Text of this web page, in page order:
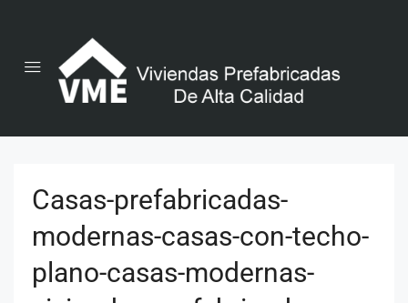
Casas-prefabricadas-
modernas-casas-con-techo-
plano-casas-modernas-